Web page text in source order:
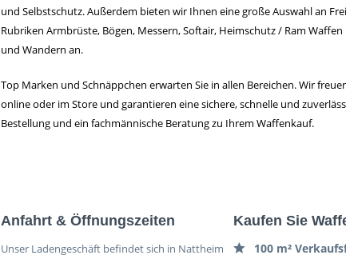
und Selbstschutz. Außerdem bieten wir Ihnen eine große Auswahl an
Rubriken Armbrüste, Bögen, Messern, Softair, Heimschutz / Ram
und Wandern an.
Top Marken und Schnäppchen erwarten Sie in allen Bereichen. Wir
online oder im Store und garantieren eine sichere, schnelle und
Bestellung und ein fachmännische Beratung zu Ihrem Waffenkauf.
Anfahrt & Öffnungszeiten
Unser Ladengeschäft befindet sich in Nattheim
Kaufen Sie
100 m²